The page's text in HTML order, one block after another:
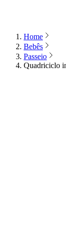
Home
Bebês
Passeio
Quadriciclo